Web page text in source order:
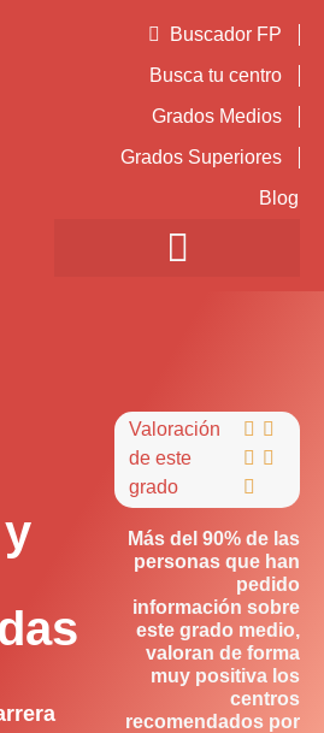
Buscador FP
Busca tu centro
Grados Medios
Grados Superiores
Blog
Valoración
de este
grado
 
 

Más del 90% de las
personas que han
pedido
información sobre
este grado medio,
valoran de forma
muy positiva los
centros
recomendados por